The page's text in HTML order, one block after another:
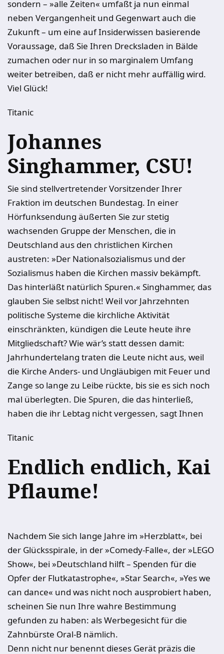
sondern – »alle Zeiten« umfaßt ja nun einmal
neben Vergangenheit und Gegenwart auch die
Zukunft – um eine auf Insiderwissen basierende
Voraussage, daß Sie Ihren Drecksladen in Bälde
zumachen oder nur in so marginalem Umfang
weiter betreiben, daß er nicht mehr auffällig wird.
Viel Glück!
Titanic
Johannes
Singhammer, CSU!
Sie sind stellvertretender Vorsitzender Ihrer
Fraktion im deutschen Bundestag. In einer
Hörfunksendung äußerten Sie zur stetig
wachsenden Gruppe der Menschen, die in
Deutschland aus den christlichen Kirchen
austreten: »Der Nationalsozialismus und der
Sozialismus haben die Kirchen massiv bekämpft.
Das hinterläßt natürlich Spuren.« Singhammer, das
glauben Sie selbst nicht! Weil vor Jahrzehnten
politische Systeme die kirchliche Aktivität
einschränkten, kündigen die Leute heute ihre
Mitgliedschaft? Wie wär’s statt dessen damit:
Jahrhundertelang traten die Leute nicht aus, weil
die Kirche Anders- und Ungläubigen mit Feuer und
Zange so lange zu Leibe rückte, bis sie es sich noch
mal überlegten. Die Spuren, die das hinterließ,
haben die ihr Lebtag nicht vergessen, sagt Ihnen
Titanic
Endlich endlich, Kai
Pflaume!
Nachdem Sie sich lange Jahre im »Herzblatt«, bei
der Glücksspirale, in der »Comedy-Falle«, der »LEGO
Show«, bei »Deutschland hilft – Spenden für die
Opfer der Flutkatastrophe«, »Star Search«, »Yes we
can dance« und was nicht noch ausprobiert haben,
scheinen Sie nun Ihre wahre Bestimmung
gefunden zu haben: als Werbegesicht für die
Zahnbürste Oral-B nämlich.
Denn nicht nur benennt dieses Gerät präzis die